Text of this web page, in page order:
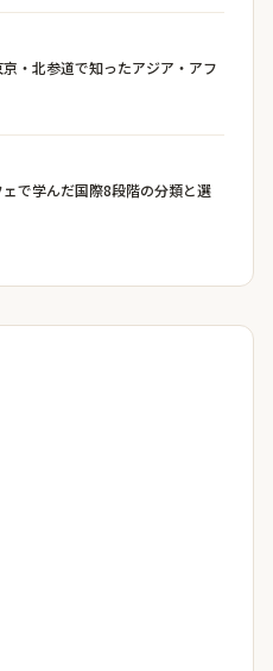
・北参道で知ったアジア・アフ
で学んだ国際8段階の分類と選